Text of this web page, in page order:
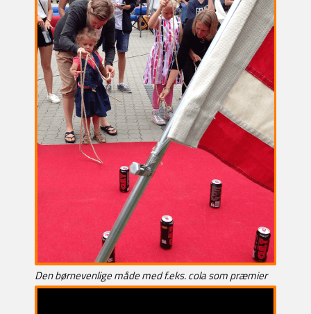
Den børnevenlige måde med f.eks. cola som præmier